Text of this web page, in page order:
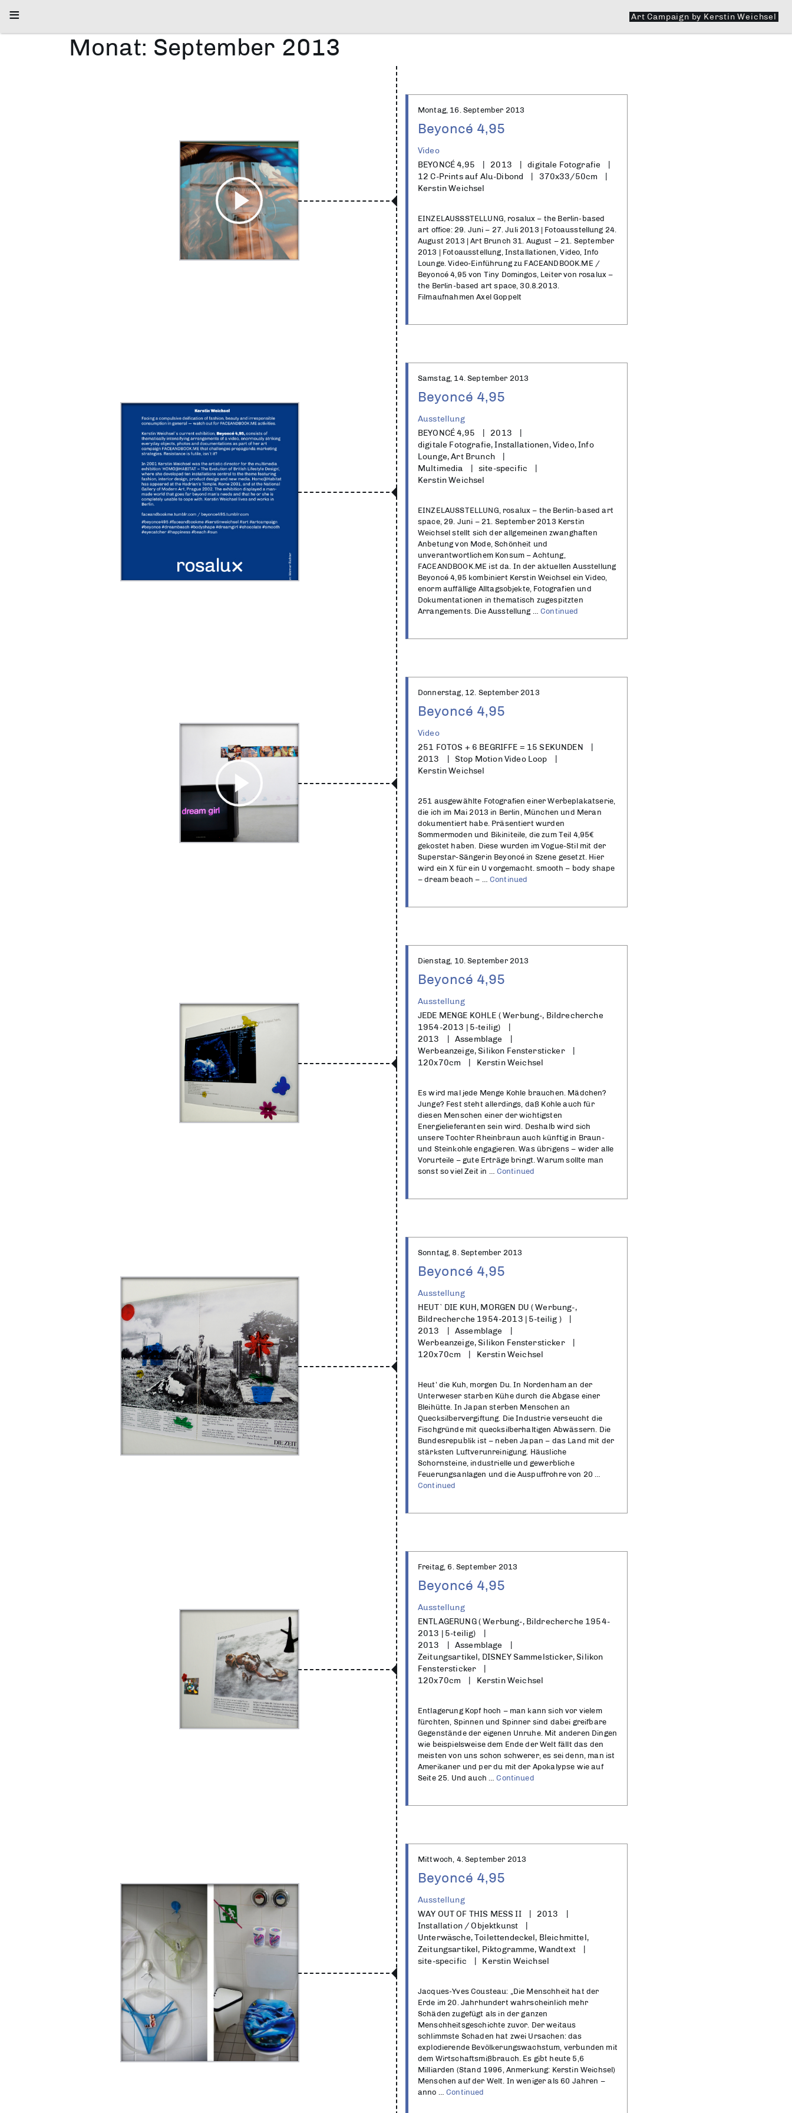
≡ Art Campaign by Kerstin Weichsel
Monat: September 2013
Montag, 16. September 2013
Beyoncé 4,95
Video
BEYONCÉ 4,95
2013
digitale Fotografie
12 C-Prints auf Alu-Dibond
370x33/50cm
Kerstin Weichsel
EINZELAUSSSTELLUNG, rosalux – the Berlin-based
art office: 29. Juni – 27. Juli 2013 | Fotoausstellung 24.
August 2013 | Art Brunch 31. August – 21. September
2013 | Fotoausstellung, Installationen, Video, Info
Lounge. Video-Einführung zu FACEANDBOOK.ME /
Beyoncé 4,95 von Tiny Domingos, Leiter von rosalux –
the Berlin-based art space, 30.8.2013.
Filmaufnahmen Axel Goppelt
Samstag, 14. September 2013
Beyoncé 4,95
Ausstellung
BEYONCÉ 4,95
2013
digitale Fotografie, Installationen, Video, Info
Lounge, Art Brunch
Multimedia
site-specific
Kerstin Weichsel
EINZELAUSSTELLUNG, rosalux – the Berlin-based art
space, 29. Juni – 21. September 2013 Kerstin
Weichsel stellt sich der allgemeinen zwanghaften
Anbetung von Mode, Schönheit und
unverantwortlichem Konsum – Achtung,
FACEANDBOOK.ME ist da. In der aktuellen Ausstellung
Beyoncé 4,95 kombiniert Kerstin Weichsel ein Video,
enorm auffällige Alltagsobjekte, Fotografien und
Dokumentationen in thematisch zugespitzten
Arrangements. Die Ausstellung …Continued
Donnerstag, 12. September 2013
Beyoncé 4,95
Video
251 FOTOS + 6 BEGRIFFE = 15 SEKUNDEN
2013
Stop Motion Video Loop
Kerstin Weichsel
251 ausgewählte Fotografien einer Werbeplakatserie,
die ich im Mai 2013 in Berlin, München und Meran
dokumentiert habe. Präsentiert wurden
Sommermoden und Bikiniteile, die zum Teil 4,95€
gekostet haben. Diese wurden im Vogue-Stil mit der
Superstar-Sängerin Beyoncé in Szene gesetzt. Hier
wird ein X für ein U vorgemacht. smooth – body shape
– dream beach – … Continued
Dienstag, 10. September 2013
Beyoncé 4,95
Ausstellung
JEDE MENGE KOHLE ( Werbung-, Bildrecherche
1954-2013 | 5-teilig)
2013
Assemblage
Werbeanzeige, Silikon Fenstersticker
120x70cm
Kerstin Weichsel
Es wird mal jede Menge Kohle brauchen. Mädchen?
Junge? Fest steht allerdings, daß Kohle auch für
diesen Menschen einer der wichtigsten
Energielieferanten sein wird. Deshalb wird sich
unsere Tochter Rheinbraun auch künftig in Braun-
und Steinkohle engagieren. Was übrigens – wider alle
Vorurteile – gute Erträge bringt. Warum sollte man
sonst so viel Zeit in … Continued
Sonntag, 8. September 2013
Beyoncé 4,95
Ausstellung
HEUT` DIE KUH, MORGEN DU ( Werbung-,
Bildrecherche 1954-2013 | 5-teilig )
2013
Assemblage
Werbeanzeige, Silikon Fenstersticker
120x70cm
Kerstin Weichsel
Heut’ die Kuh, morgen Du. In Nordenham an der
Unterweser starben Kühe durch die Abgase einer
Bleihütte. In Japan sterben Menschen an
Quecksilbervergiftung. Die Industrie verseucht die
Fischgründe mit quecksilberhaltigen Abwässern. Die
Bundesrepublik ist – neben Japan – das Land mit der
stärksten Luftverunreinigung. Häusliche
Schornsteine, industrielle und gewerbliche
Feuerungsanlagen und die Auspuffrohre von 20 …
Continued
Freitag, 6. September 2013
Beyoncé 4,95
Ausstellung
ENTLAGERUNG ( Werbung-, Bildrecherche 1954-
2013 | 5-teilig)
2013
Assemblage
Zeitungsartikel, DISNEY Sammelsticker, Silikon
Fenstersticker
120x70cm
Kerstin Weichsel
Entlagerung Kopf hoch – man kann sich vor vielem
fürchten, Spinnen und Spinner sind dabei greifbare
Gegenstände der eigenen Unruhe. Mit anderen Dingen
wie beispielsweise dem Ende der Welt fällt das den
meisten von uns schon schwerer, es sei denn, man ist
Amerikaner und per du mit der Apokalypse wie auf
Seite 25. Und auch …Continued
Mittwoch, 4. September 2013
Beyoncé 4,95
Ausstellung
WAY OUT OF THIS MESS II
2013
Installation / Objektkunst
Unterwäsche, Toilettendeckel, Bleichmittel,
Zeitungsartikel, Piktogramme, Wandtext
site-specific
Kerstin Weichsel
Jacques-Yves Cousteau: „Die Menschheit hat der
Erde im 20. Jahrhundert wahrscheinlich mehr
Schäden zugefügt als in der ganzen
Menschheitsgeschichte zuvor. Der weitaus
schlimmste Schaden hat zwei Ursachen: das
explodierende Bevölkerungswachstum, verbunden mit
dem Wirtschaftsmißbrauch. Es gibt heute 5,6
Milliarden (Stand 1996, Anmerkung: Kerstin Weichsel)
Menschen auf der Welt. In weniger als 60 Jahren –
anno …Continued